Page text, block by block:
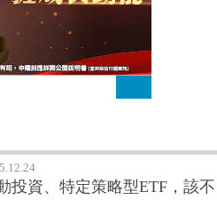
投資、特定策略型ETF，該不